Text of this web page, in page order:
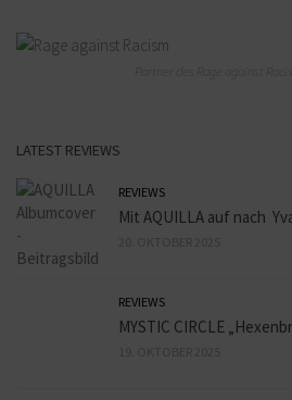
LATEST REVIEWS
REVIEWS
Mit AQUILLA auf nach
REVIEWS
MYSTIC CIRCLE